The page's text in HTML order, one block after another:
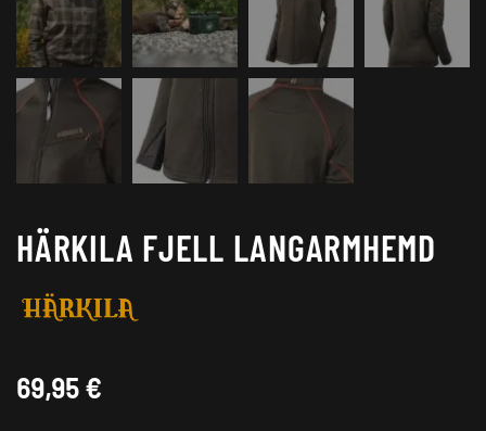
HÄRKILA FJELL LANGARMHEMD
69,95 €